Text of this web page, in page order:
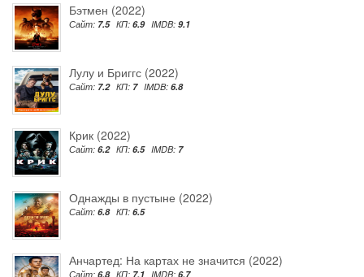
Бэтмен (2022)
Сайт: 7.5 КП: 6.9 IMDB: 9.1
Лулу и Бриггс (2022)
Сайт: 7.2 КП: 7 IMDB: 6.8
Крик (2022)
Сайт: 6.2 КП: 6.5 IMDB: 7
Однажды в пустыне (2022)
Сайт: 6.8 КП: 6.5
Анчартед: На картах не значится (2022)
Сайт: 6.8 КП: 7.1 IMDB: 6.7